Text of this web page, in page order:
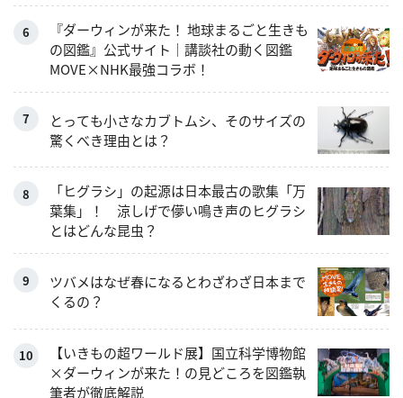
『ダーウィンが来た！ 地球まるごと生きも
の図鑑』公式サイト｜講談社の動く図鑑
MOVE×NHK最強コラボ！
とっても小さなカブトムシ、そのサイズの
驚くべき理由とは？
「ヒグラシ」の起源は日本最古の歌集「万
葉集」！ 涼しげで儚い鳴き声のヒグラシ
とはどんな昆虫？
ツバメはなぜ春になるとわざわざ日本まで
くるの？
【いきもの超ワールド展】国立科学博物館
×ダーウィンが来た！の見どころを図鑑執
筆者が徹底解説